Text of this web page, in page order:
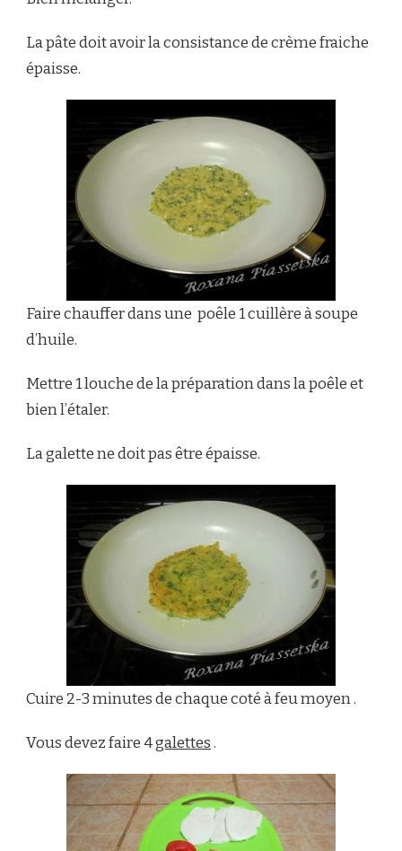
La pâte doit avoir la consistance de crème fraiche
épaisse.
Faire chauffer dans une poêle 1 cuillère à soupe
d’huile.
Mettre 1 louche de la préparation dans la poêle et
bien l’étaler.
La galette ne doit pas être épaisse.
Cuire 2-3 minutes de chaque coté à feu moyen .
Vous devez faire 4galettes.